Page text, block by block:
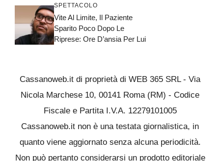
SPETTACOLO
Vite Al Limite, Il Paziente
Sparito Poco Dopo Le
Riprese: Ore D’ansia Per Lui
Cassanoweb.it di proprietà di WEB 365 SRL - Via
Nicola Marchese 10, 00141 Roma (RM) - Codice
Fiscale e Partita I.V.A. 12279101005
Cassanoweb.it non è una testata giornalistica, in
quanto viene aggiornato senza alcuna periodicità.
Non può pertanto considerarsi un prodotto editoriale